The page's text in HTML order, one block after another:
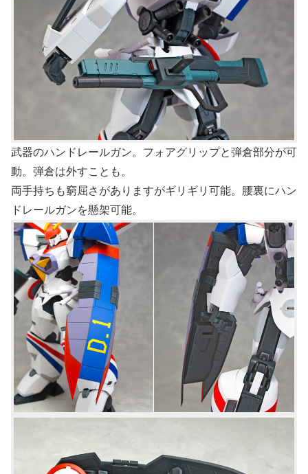
武器のハンドレールガン。フォアグリップと弾倉部分が可
動。弾倉は外すことも。
両手持ちも窮屈さがありますがギリギリ可能。腰裏にハン
ドレールガンを懸架可能。